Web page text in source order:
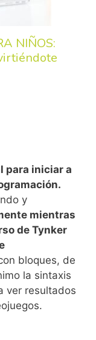
NIÑOS:
para iniciar a
y
mientras
de Tynker
bloques, de
la sintaxis
ver resultados